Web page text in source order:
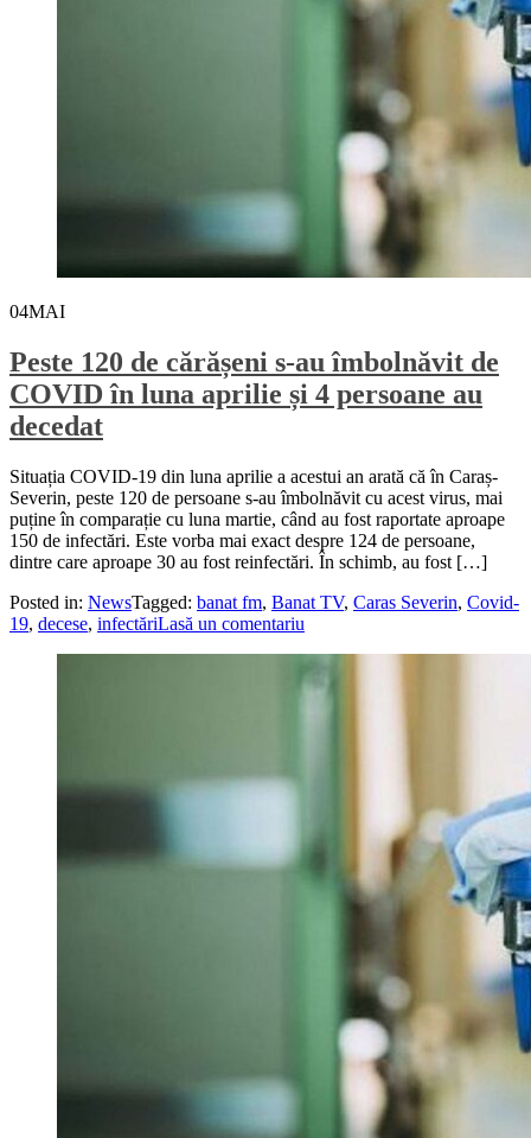
04MAI
Peste 120 de cărășeni s-au îmbolnăvit de
COVID în luna aprilie și 4 persoane au
decedat
Situația COVID-19 din luna aprilie a acestui an arată că în Caraș-
Severin, peste 120 de persoane s-au îmbolnăvit cu acest virus, mai
puține în comparație cu luna martie, când au fost raportate aproape
150 de infectări. Este vorba mai exact despre 124 de persoane,
dintre care aproape 30 au fost reinfectări. În schimb, au fost […]
Posted in: NewsTagged: banat fm, Banat TV, Caras Severin, Covid-
19, decese, infectăriLasă un comentariu